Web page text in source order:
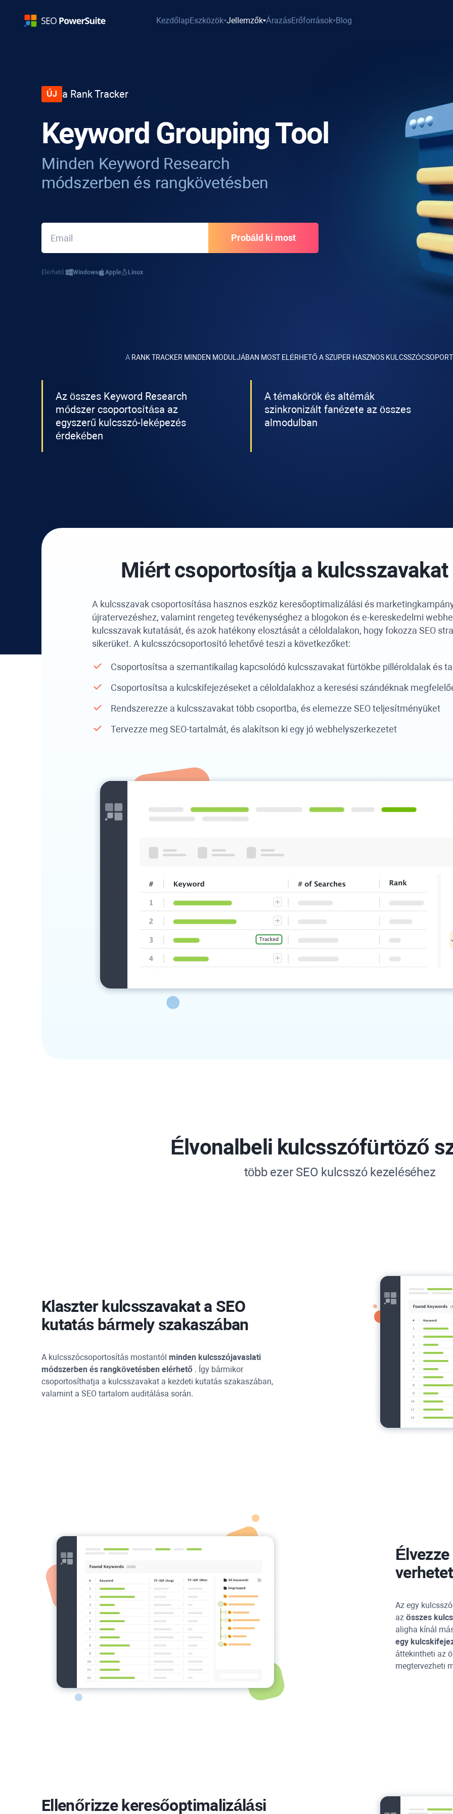
KezdőlapEszközök Jellemzők ÁrazásErőforrások Blog
ÚJ a Rank Tracker
Keyword Grouping Tool
Minden Keyword Research
módszerben és rangkövetésben
Elérhető: Windows Apple Linux
A RANK TRACKER MINDEN MODULJÁBAN MOST ELÉRHETŐ A SZUPER HASZNOS
Az összes Keyword Research
módszer csoportosítása az
egyszerű kulcsszó-leképezés
érdekében
A témakörök és altémák
szinkronizált fanézete az összes
almodulban
Miért csoportosítja a kulcsszavakat
A kulcsszavak csoportosítása hasznos eszköz keresőoptimalizálási és
újratervezéshez, valamint rengeteg tevékenységhez a blogokon és e-kereskedelmi
kulcsszavak kutatását, és azok hatékony elosztását a céloldalakon, hogy fokozza SEO
sikerüket. A kulcsszócsoportosító lehetővé teszi a következőket:
Csoportosítsa a szemantikailag kapcsolódó kulcsszavakat fürtökbe pilléroldalak és
Csoportosítsa a kulcskifejezéseket a céloldalakhoz a keresési szándéknak
Rendszerezze a kulcsszavakat több csoportba, és elemezze SEO teljesítményüket
Tervezze meg SEO-tartalmát, és alakítson ki egy jó webhelyszerkezetet
Élvonalbeli kulcsszófürtöző
több ezer SEO kulcsszó kezeléséhez
Klaszter kulcsszavakat a SEO
kutatás bármely szakaszában
A kulcsszócsoportosítás mostantól minden kulcsszójavaslati
módszerben és rangkövetésben elérhető . Így bármikor
csoportosíthatja a kulcsszavakat a kezdeti kutatás szakaszában,
valamint a SEO tartalom auditálása során.
Az egy
az összes
aligha kínál
egy
áttekintheti az
megtervezheti
Ellenőrizze keresőoptimalizálási